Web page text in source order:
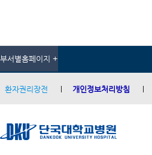
부서별홈페이지 +
환자권리장전 개인정보처리방침